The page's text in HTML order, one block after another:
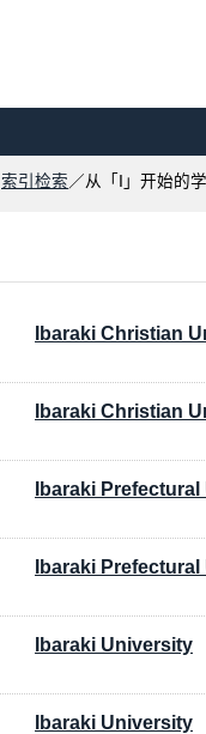
索引检索 ／从「I」开始的
Ibaraki Christian
Ibaraki Christian
Ibaraki
Ibaraki
Ibaraki University
Ibaraki University